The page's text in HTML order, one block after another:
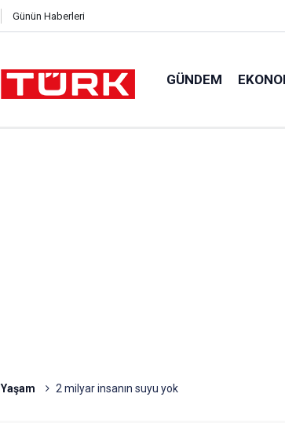
Günün Haberleri
GÜNDEM
Yaşam 2 milyar insanın suyu yok